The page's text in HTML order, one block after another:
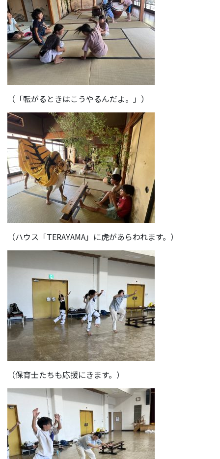
（「転がるときはこうやるんだよ。」）
（ハウス「TERAYAMA」に虎があらわれます。）
（保育士たちも応援にきます。）